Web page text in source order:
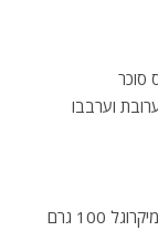
וערבבו
אופציונלי אך רצוי- ציפוי טעים לעוגה: חממו במיקרוגל 100 גרם